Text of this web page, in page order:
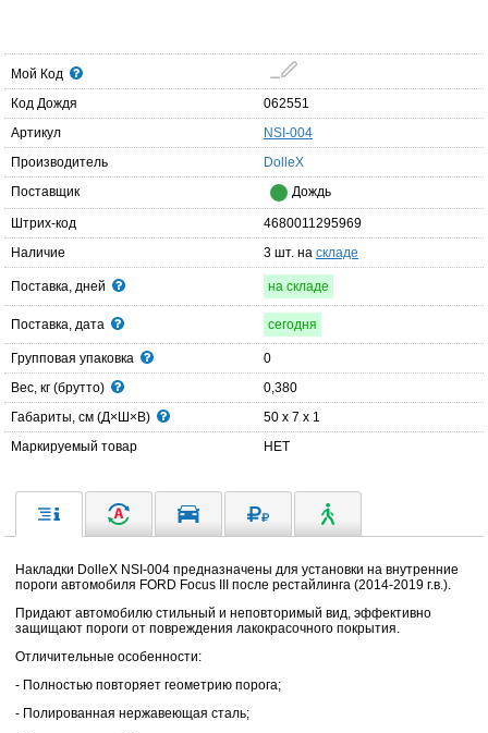
Мой Код
Код Дождя
062551
Артикул
NSI-004
Производитель
DolleX
Поставщик
Дождь
Штрих-код
4680011295969
Наличие
3 шт. на складе
Поставка, дней на складе
Поставка, дата сегодня
Групповая упаковка
0
Вес, кг (брутто)
0,380
Габариты, см (Д×Ш×В)
50 x 7 x 1
Маркируемый товар
НЕТ
Накладки DolleX NSI-004 предназначены для установки на внутренние
пороги автомобиля FORD Focus III после рестайлинга (2014-2019 г.в.).
Придают автомобилю стильный и неповторимый вид, эффективно
защищают пороги от повреждения лакокрасочного покрытия.
Отличительные особенности:
- Полностью повторяет геометрию порога;
- Полированная нержавеющая сталь;